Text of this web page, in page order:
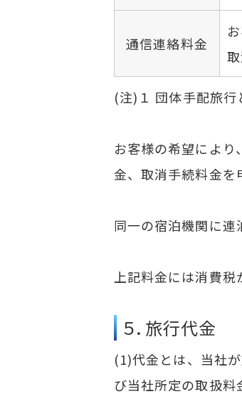
通信連絡料金
(注)１ 団体手配旅行
お客様の希望によ
金、取消手続料金を
同一の宿泊機関に連
上記料金には消費税
５．旅行代金
(1)代金とは、当社
び当社所定の取扱料